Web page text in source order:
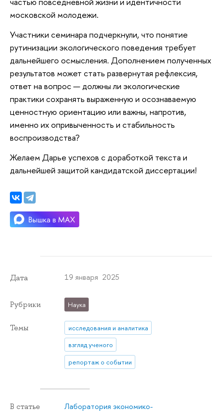
московской молодежи.
Участники семинара подчеркнули, что понятие
рутинизации экологического поведения требует
дальнейшего осмысления. Дополнением полученных
результатов может стать развернутая рефлексия,
ответ на вопрос — должны ли экологические
практики сохранять выраженную и осознаваемую
ценностную ориентацию или важны, напротив,
именно их опривыченность и стабильность
воспроизводства?
Желаем Дарье успехов с доработкой текста и
дальнейшей защитой кандидатской диссертации!
Дата 19 января 2025
Рубрики Наука
Темы
исследования и аналитика
взгляд ученого
репортаж о событии
В статье
Лаборатория экономико-